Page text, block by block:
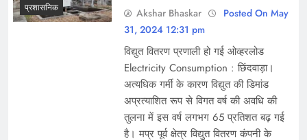
प्रशासनिक
Akshar Bhaskar
Posted On May
31, 2024 12:31 pm
विद्युत वितरण प्रणाली हो गई ओव्हरलोड
Electricity Consumption : छिंदवाड़ा।
अत्यधिक गर्मी के कारण विद्युत की डिमांड
अप्रत्याशित रूप से विगत वर्ष की अवधि की
तुलना में इस वर्ष लगभग 65 प्रतिशत बढ़ गई
है। मप्र पूर्व क्षेत्र विद्युत वितरण कंपनी के